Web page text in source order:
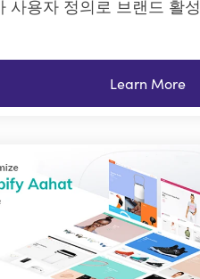
사용자 정의로 브랜드 활성
Learn More